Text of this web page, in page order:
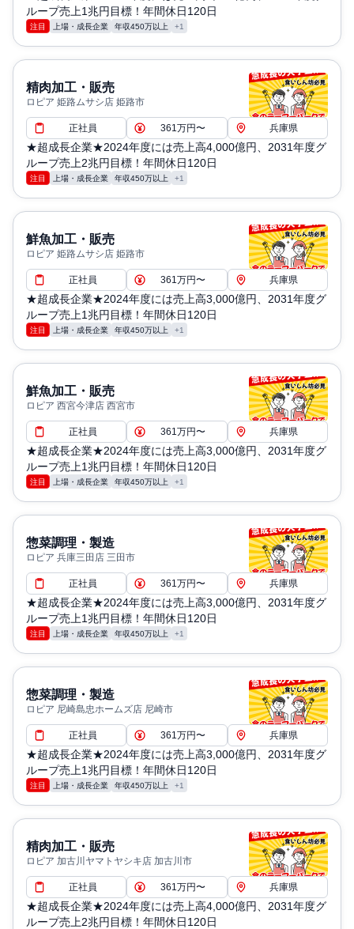
ループ売上1兆円目標！年間休日120日
注目 上場・成長企業 年収450万以上 +1
精肉加工・販売
ロピア 姫路ムサシ店 姫路市
正社員 361万円〜 兵庫県
★超成長企業★2024年度には売上高4,000億円、2031年度グ
ループ売上2兆円目標！年間休日120日
注目 上場・成長企業 年収450万以上 +1
鮮魚加工・販売
ロピア 姫路ムサシ店 姫路市
正社員 361万円〜 兵庫県
★超成長企業★2024年度には売上高3,000億円、2031年度グ
ループ売上1兆円目標！年間休日120日
注目 上場・成長企業 年収450万以上 +1
鮮魚加工・販売
ロピア 西宮今津店 西宮市
正社員 361万円〜 兵庫県
★超成長企業★2024年度には売上高3,000億円、2031年度グ
ループ売上1兆円目標！年間休日120日
注目 上場・成長企業 年収450万以上 +1
惣菜調理・製造
ロピア 兵庫三田店 三田市
正社員 361万円〜 兵庫県
★超成長企業★2024年度には売上高3,000億円、2031年度グ
ループ売上1兆円目標！年間休日120日
注目 上場・成長企業 年収450万以上 +1
惣菜調理・製造
ロピア 尼崎島忠ホームズ店 尼崎市
正社員 361万円〜 兵庫県
★超成長企業★2024年度には売上高3,000億円、2031年度グ
ループ売上1兆円目標！年間休日120日
注目 上場・成長企業 年収450万以上 +1
精肉加工・販売
ロピア 加古川ヤマトヤシキ店 加古川市
正社員 361万円〜 兵庫県
★超成長企業★2024年度には売上高4,000億円、2031年度グ
ループ売上2兆円目標！年間休日120日